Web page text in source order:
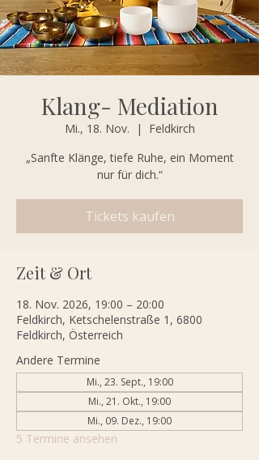
Klang- Mediation
Mi., 18. Nov.
  |
Feldkirch
„Sanfte Klänge, tiefe Ruhe, ein Moment
nur für dich.“
Tickets kaufen
Zeit & Ort
18. Nov. 2026, 19:00 – 20:00
Feldkirch, Ketschelenstraße 1, 6800
Feldkirch, Österreich
Andere Termine
Mi., 23. Sept., 19:00
Mi., 21. Okt., 19:00
Mi., 09. Dez., 19:00
5 Termine ansehen